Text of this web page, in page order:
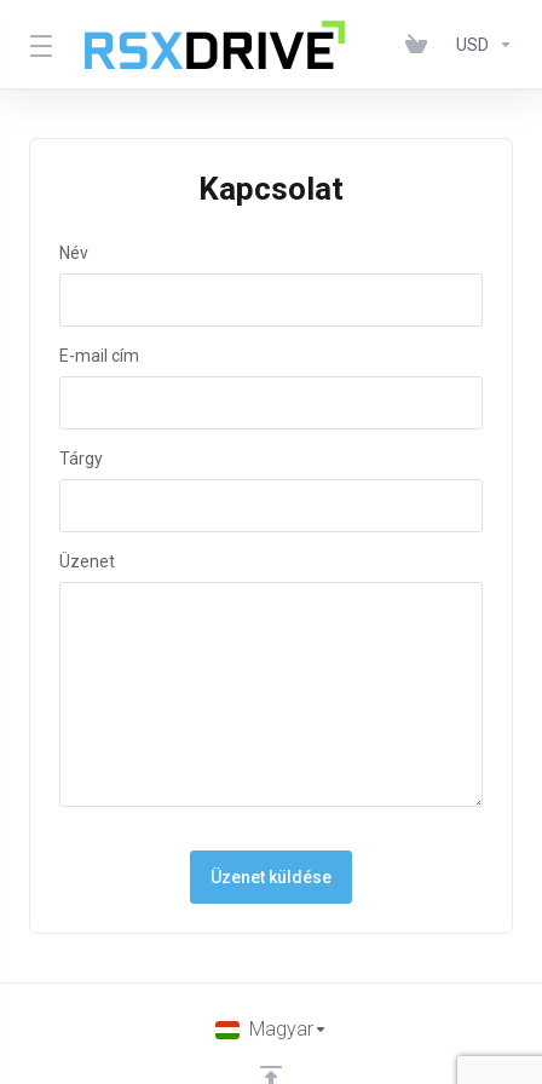
USD
Kapcsolat
Név
E-mail cím
Tárgy
Üzenet
Üzenet küldése
Magyar